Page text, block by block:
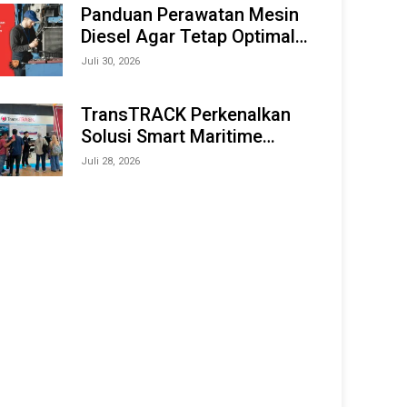
Panduan Perawatan Mesin
Diesel Agar Tetap Optimal
dan Tahan Lama
Juli 30, 2026
TransTRACK Perkenalkan
Solusi Smart Maritime
Monitoring Berbasis AI dan
Juli 28, 2026